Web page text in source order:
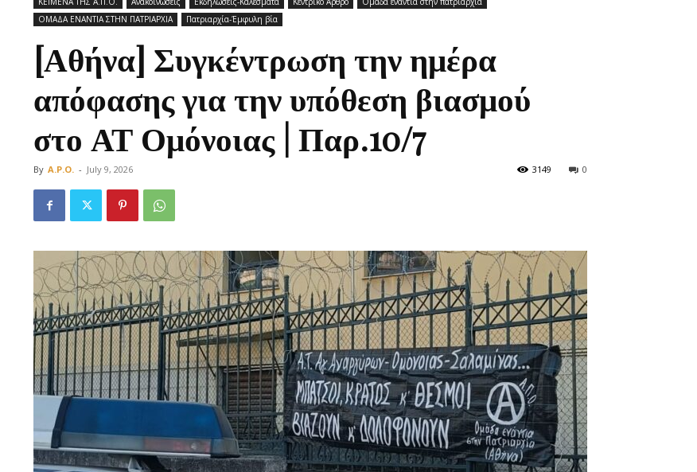
Πολιτική
Οργάνωση
ΟΜΑΔΑ ΕΝΑΝΤΙΑ ΣΤΗΝ ΠΑΤΡΙΑΡΧΙΑ
Πατριαρχία-Έμφυλη βία
[Αθήνα] Συγκέντρωση την ημέρα
απόφασης για την υπόθεση βιασμού
στο ΑΤ Ομόνοιας | Παρ.10/7
By A.P.O. - July 9, 2026 0
3149